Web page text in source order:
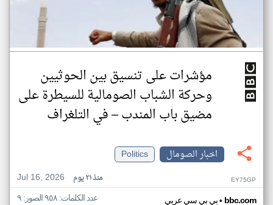
مؤشرات على تنسيق بين الحوثيين
وحركة الشباب الصومالية للسيطرة على
مضيق باب المندب – في التلغراف
اخبار الصومال
Politics
Jul 16, 2026
منذ ٢١ يوم EY75GP
بي بي سي عربي• bbc.com عدد الكلمات: ٩٥٨ الصور: ٩